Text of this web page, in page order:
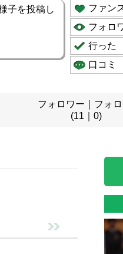
子を投稿し
ファン
フォロ
行った
口コミ
フォロワー｜フォ
(11｜0)